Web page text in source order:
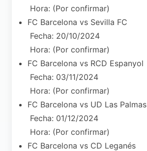
Hora: (Por confirmar)
FC Barcelona vs Sevilla FC
Fecha: 20/10/2024
Hora: (Por confirmar)
FC Barcelona vs RCD Espanyol
Fecha: 03/11/2024
Hora: (Por confirmar)
FC Barcelona vs UD Las Palmas
Fecha: 01/12/2024
Hora: (Por confirmar)
FC Barcelona vs CD Leganés